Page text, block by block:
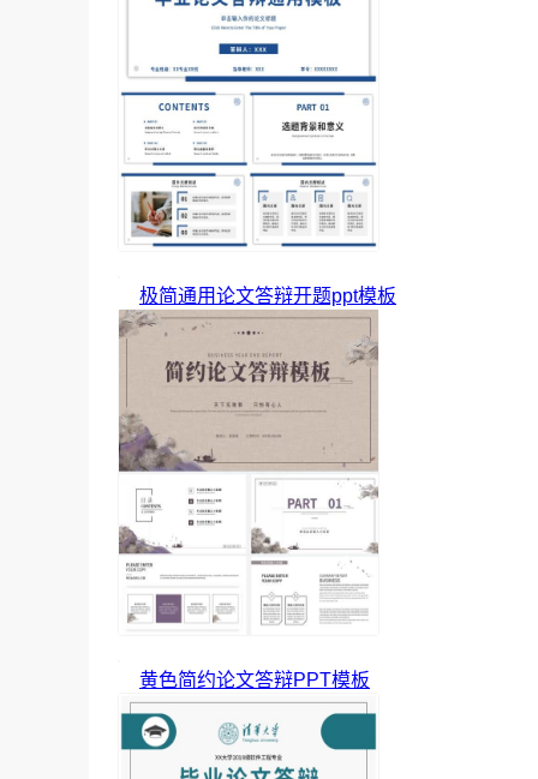
极简通用论文答辩开题ppt模板
黄色简约论文答辩PPT模板